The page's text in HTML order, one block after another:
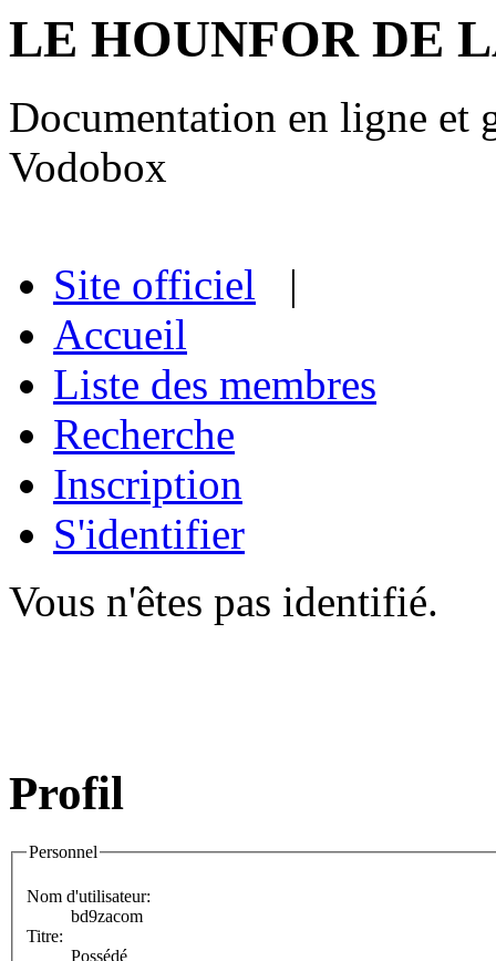
LE HOUNFOR DE
Documentation en ligne et
Vodobox
Site officiel |
Accueil
Liste des membres
Recherche
Inscription
S'identifier
Vous n'êtes pas identifié.
Profil
Personnel
Nom d'utilisateur:
bd9zacom
Titre:
Possédé